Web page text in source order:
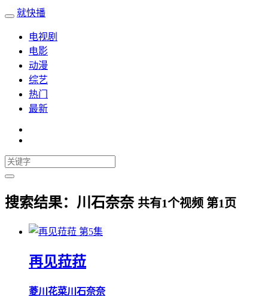
就快播
电视剧
电影
动漫
综艺
热门
最新
搜索结果： 川石奈奈 共有1个视频 第1 页
第5集
再见菈菈
菱川花菜川石奈奈